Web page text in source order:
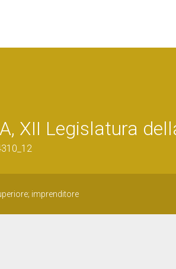
XII Legislatura
imprenditore